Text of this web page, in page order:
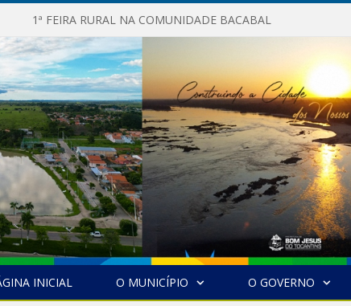
1ª FEIRA RURAL NA COMUNIDADE BACABAL
INICIAL O MUNICÍPIO O GOVERNO